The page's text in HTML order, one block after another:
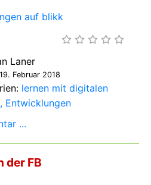
auf blikk
Laner
Februar 2018
lernen mit digitalen
Entwicklungen
...
der FB